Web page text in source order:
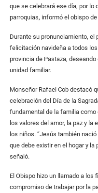
que se celebrará ese día, por lo
parroquias, informó el obispo
Durante su pronunciamiento, el
felicitación navideña a todos
provincia de Pastaza,
unidad familiar.
Monseñor Rafael Cob destacó
celebración del Día de la
fundamental de la familia
los valores del amor, la paz y la
los niños. “Jesús también
que debe existir en el hogar y la
señaló.
El Obispo hizo un llamado a
compromiso de trabajar por la